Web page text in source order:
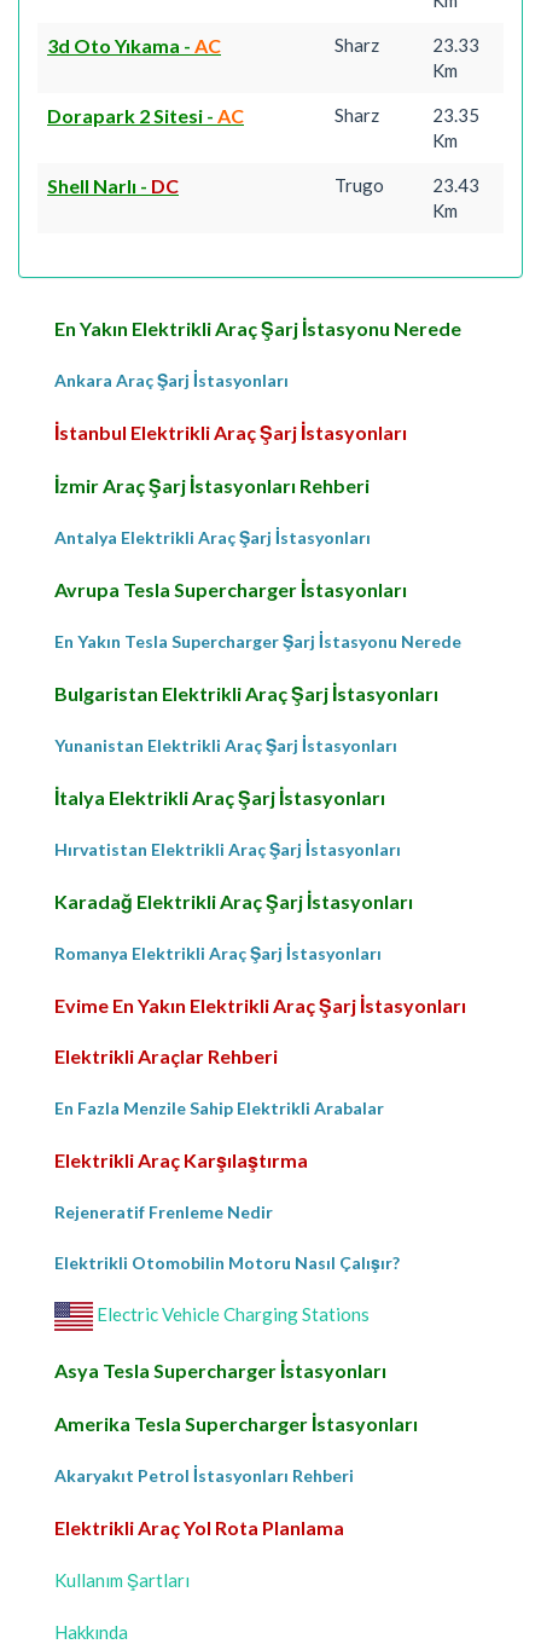
3d Oto Yıkama - AC Sharz
23.33
Km
Dorapark 2 Sitesi - AC Sharz
23.35
Km
Shell Narlı - DC Trugo
23.43
Km
En Yakın Elektrikli Araç Şarj İstasyonu Nerede
Ankara Araç Şarj İstasyonları
İstanbul Elektrikli Araç Şarj İstasyonları
İzmir Araç Şarj İstasyonları Rehberi
Antalya Elektrikli Araç Şarj İstasyonları
Avrupa Tesla Supercharger İstasyonları
En Yakın Tesla Supercharger Şarj İstasyonu Nerede
Bulgaristan Elektrikli Araç Şarj İstasyonları
Yunanistan Elektrikli Araç Şarj İstasyonları
İtalya Elektrikli Araç Şarj İstasyonları
Hırvatistan Elektrikli Araç Şarj İstasyonları
Karadağ Elektrikli Araç Şarj İstasyonları
Romanya Elektrikli Araç Şarj İstasyonları
Evime En Yakın Elektrikli Araç Şarj İstasyonları
Elektrikli Araçlar Rehberi
En Fazla Menzile Sahip Elektrikli Arabalar
Elektrikli Araç Karşılaştırma
Rejeneratif Frenleme Nedir
Elektrikli Otomobilin Motoru Nasıl Çalışır?
Electric Vehicle Charging Stations
Asya Tesla Supercharger İstasyonları
Amerika Tesla Supercharger İstasyonları
Akaryakıt Petrol İstasyonları Rehberi
Elektrikli Araç Yol Rota Planlama
Kullanım Şartları
Hakkında